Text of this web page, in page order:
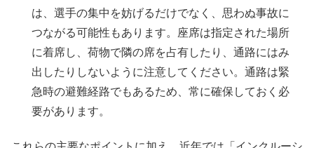
は、選手の集中を妨げるだけでなく、思わぬ事故に
つながる可能性もあります。座席は指定された場所
に着席し、荷物で隣の席を占有したり、通路にはみ
出したりしないように注意してください。通路は緊
急時の避難経路でもあるため、常に確保しておく必
要があります。